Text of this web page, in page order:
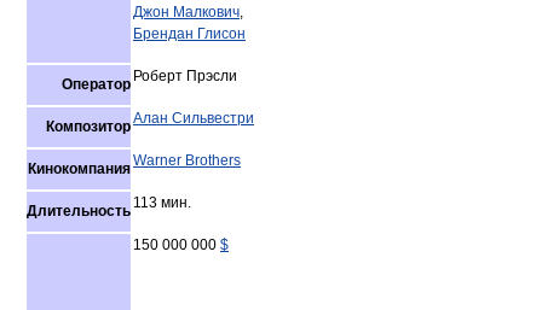
Джон Малкович,
Брендан Глисон
Оператор Роберт Прэсли
КомпозиторАлан Сильвестри
КинокомпанияWarner Brothers
Длительность 113 мин.
150 000 000 $